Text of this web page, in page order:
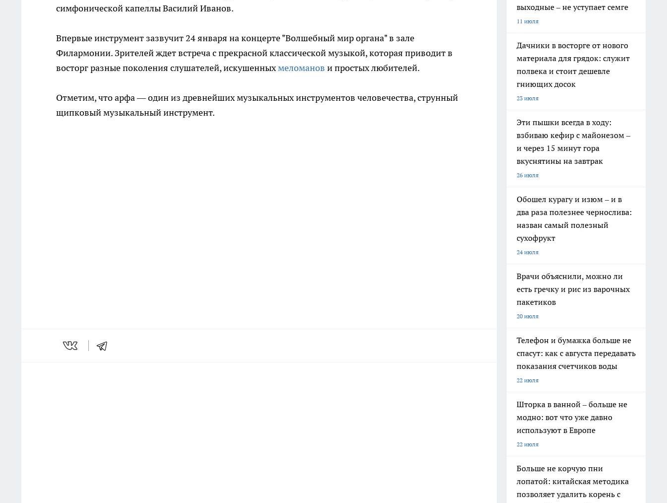
симфонической капеллы Василий Иванов.
Впервые инструмент зазвучит 24 января на концерте "Волшебный мир органа" в зале
Филармонии. Зрителей ждет встреча с прекрасной классической музыкой, которая приводит в
восторг разные поколения слушателей, искушенныхмеломанов и простых любителей.
Отметим, что арфа — один из древнейших музыкальных инструментов человечества, струнный
щипковый музыкальный инструмент.
выходные – не уступает семге
11 июля
Дачники в восторге от нового
материала для грядок: служит
полвека и стоит дешевле
гниющих досок
23 июля
Эти пышки всегда в ходу:
взбиваю кефир с майонезом –
и через 15 минут гора
вкуснятины на завтрак
26 июля
Обошел курагу и изюм – и в
два раза полезнее чернослива:
назван самый полезный
сухофрукт
24 июля
Врачи объяснили, можно ли
есть гречку и рис из варочных
пакетиков
20 июля
Телефон и бумажка больше не
спасут: как с августа передавать
показания счетчиков воды
22 июля
Шторка в ванной – больше не
модно: вот что уже давно
используют в Европе
22 июля
Больше не корчую пни
лопатой: китайская методика
позволяет удалить корень с